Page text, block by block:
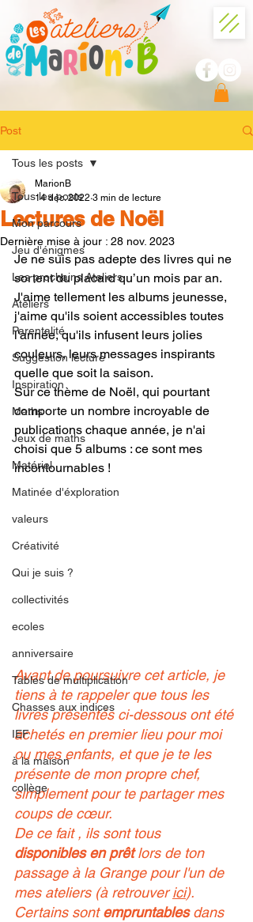
Post
Tous les posts
Mon parcours
Jeu d'énigmes
Les prochains Ateliers
Ateliers
Parentalité
Suggestion lecture
Inspiration
Maths
Jeux de maths
Matériel
Matinée d'éxploration
valeurs
Créativité
Qui je suis ?
collectivités
ecoles
anniversaire
Tables de multiplication
Chasses aux indices
IEF
à la maison
collège
Tous les posts
Lectures de Noël
MarionB
14 déc. 2022 3 min de lecture
Dernière mise à jour : 28 nov. 2023
Je ne suis pas adepte des livres qui ne
sortent du placard qu’un mois par an.
J'aime tellement les albums jeunesse,
j'aime qu'ils soient accessibles toutes
l'année, qu'ils infusent leurs jolies
couleurs, leurs messages inspirants
quelle que soit la saison.
Sur ce thème de Noël, qui pourtant
comporte un nombre incroyable de
publications chaque année, je n'ai
choisi que 5 albums : ce sont mes
incontournables !
Avant de poursuivre cet article, je
tiens à te rappeler que tous les
livres présentés ci-dessous ont été
achetés en premier lieu pour moi
ou mes enfants, et que je te les
présente de mon propre chef,
simplement pour te partager mes
coups de cœur.
De ce fait , ils sont tous
disponibles en prêt lors de ton
passage à la Grange pour l'un de
mes ateliers (à retrouver ici).
Certains sont empruntables dans